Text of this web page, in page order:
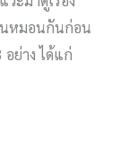
นหมอนกันก่อน
ย่าง ได้แก่